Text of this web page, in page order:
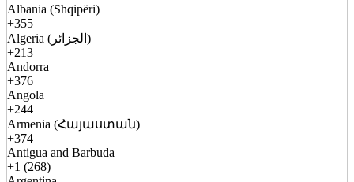
Albania (Shqipëri)
+355
Algeria (الجزائر)
+213
Andorra
+376
Angola
+244
Armenia (Հայաստան)
+374
Antigua and Barbuda
+1 (268)